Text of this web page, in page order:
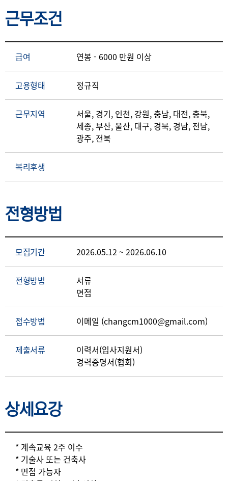
근무조건
급여 연봉 - 6000 만원 이상
고용형태 정규직
근무지역
서울, 경기, 인천, 강원, 충남, 대전, 충북,
세종, 부산, 울산, 대구, 경북, 경남, 전남,
광주, 전북
복리후생
전형방법
모집기간 2026.05.12 ~ 2026.06.10
전형방법
서류
면접
접수방법 이메일 (changcm1000@gmail.com)
제출서류
이력서(입사지원서)
경력증명서(협회)
상세요강
상세요강
* 계속교육 2주 이수
* 기술사 또는 건축사
* 면접 가능자